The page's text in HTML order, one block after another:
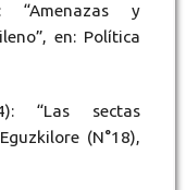
“Amenazas y
en: Política
“Las sectas
(N°18),